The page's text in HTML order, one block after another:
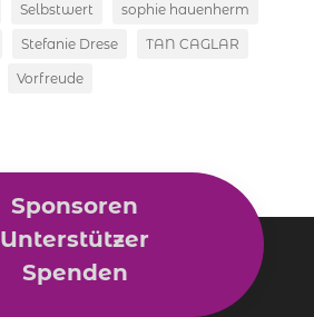
Selbstwert sophie hauenherm
Stefanie Drese TAN CAGLAR
Vorfreude
Sponsoren
Unterstützer
Spenden